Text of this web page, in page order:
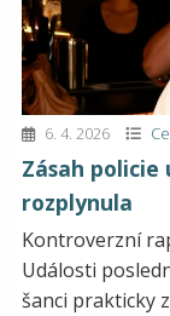
6. 4. 2026
Zásah policie
rozplynula
Kontroverzní
Události
šanci prakticky